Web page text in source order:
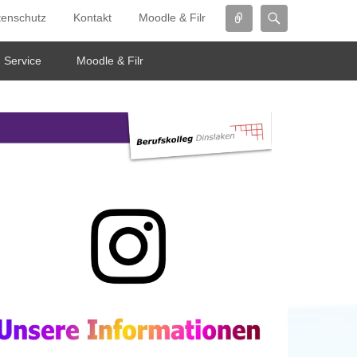
Connect
Kontakt Moodle & Filr
Service Moodle & Filr